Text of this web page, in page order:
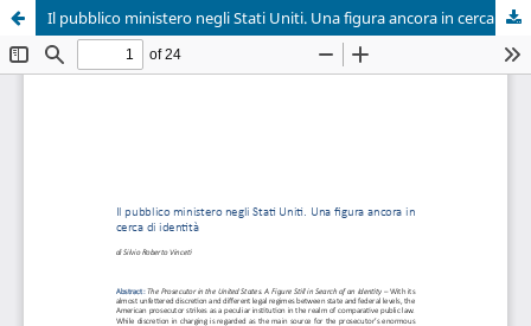
Il pubblico ministero negli Stati Uniti. Una figura ancora in cerca di identità